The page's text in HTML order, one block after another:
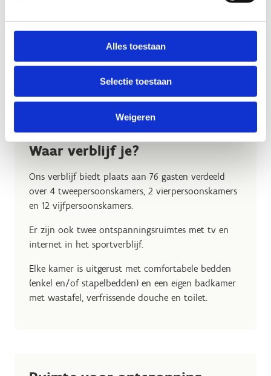
Alles toestaan
Selectie toestaan
Weigeren
Waar verblijf je?
Ons verblijf biedt plaats aan 76 gasten verdeeld
over 4 tweepersoonskamers, 2 vierpersoonskamers
en 12 vijfpersoonskamers.
Er zijn ook twee ontspanningsruimtes met tv en
internet in het sportverblijf.
Elke kamer is uitgerust met comfortabele bedden
(enkel en/of stapelbedden) en een eigen badkamer
met wastafel, verfrissende douche en toilet.